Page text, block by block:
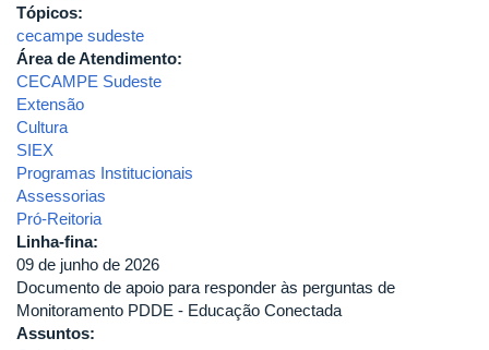
Tópicos:
cecampe sudeste
Área de Atendimento:
CECAMPE Sudeste
Extensão
Cultura
SIEX
Programas Institucionais
Assessorias
Pró-Reitoria
Linha-fina:
09 de junho de 2026
Documento de apoio para responder às perguntas de
Monitoramento PDDE - Educação Conectada
Assuntos: